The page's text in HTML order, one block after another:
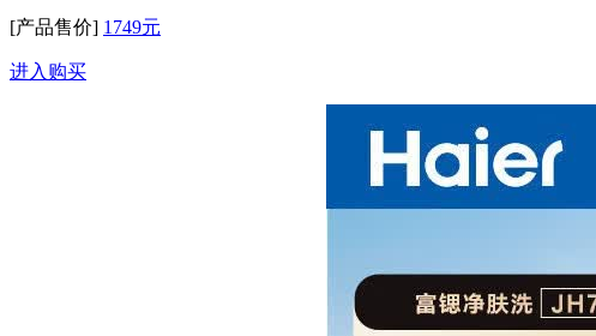
[产品售价] 1749元
进入购买